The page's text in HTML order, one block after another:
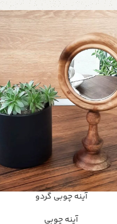
آینه چوبی گردو
آینه چوبی